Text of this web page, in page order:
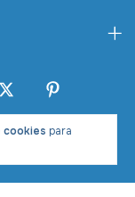
cookies para